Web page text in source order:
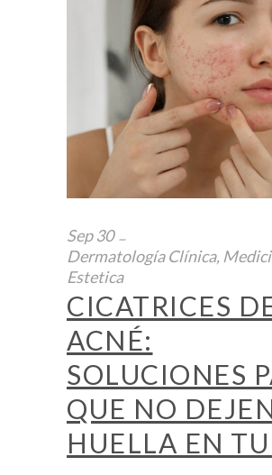
Sep 30
Dermatología Clínica,
Estetica
CICATRICES
ACNÉ:
SOLUCIONES
QUE NO
HUELLA EN